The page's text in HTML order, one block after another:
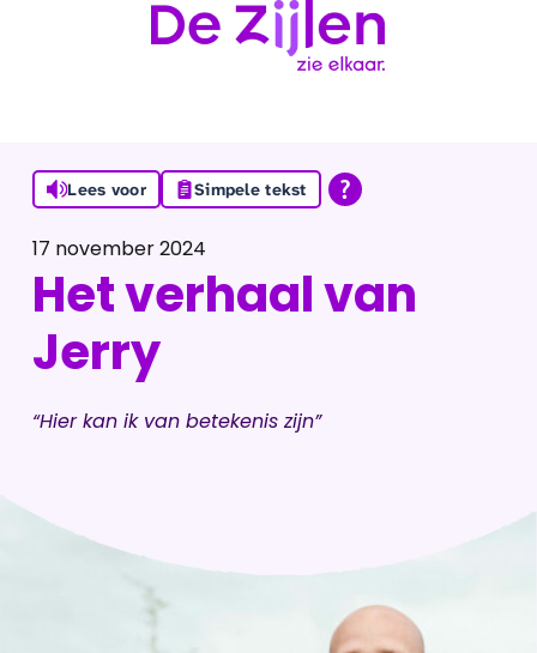
Lees voor Simpele tekst
17 november 2024
Het verhaal van
Jerry
“Hier kan ik van betekenis zijn”